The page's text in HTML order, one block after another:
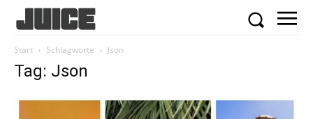
Start Schlagworte Json
Tag: Json